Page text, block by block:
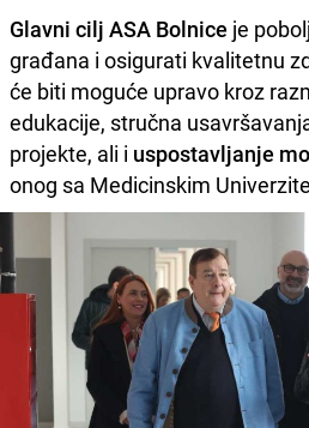
Glavni cilj ASA Bolnice je
građana i osigurati kvalitetnu
će biti moguće upravo kroz
edukacije, stručna
projekte, ali i uspostavljanje
onog sa Medicinskim